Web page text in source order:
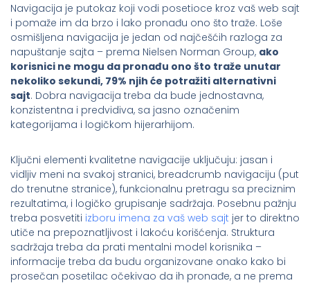
Navigacija je putokaz koji vodi posetioce kroz vaš web sajt
i pomaže im da brzo i lako pronađu ono što traže. Loše
osmišljena navigacija je jedan od najčešćih razloga za
napuštanje sajta – prema Nielsen Norman Group, ako
korisnici ne mogu da pronađu ono što traže unutar
nekoliko sekundi, 79% njih će potražiti alternativni
sajt. Dobra navigacija treba da bude jednostavna,
konzistentna i predvidiva, sa jasno označenim
kategorijama i logičkom hijerarhijom.
Ključni elementi kvalitetne navigacije uključuju: jasan i
vidljiv meni na svakoj stranici, breadcrumb navigaciju (put
do trenutne stranice), funkcionalnu pretragu sa preciznim
rezultatima, i logičko grupisanje sadržaja. Posebnu pažnju
treba posvetiti izboru imena za vaš web sajt jer to direktno
utiče na prepoznatljivost i lakoću korišćenja. Struktura
sadržaja treba da prati mentalni model korisnika –
informacije treba da budu organizovane onako kako bi
prosečan posetilac očekivao da ih pronađe, a ne prema